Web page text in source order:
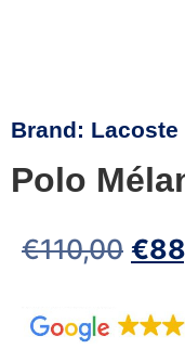
Brand: Lacoste
Polo
€110,00 €